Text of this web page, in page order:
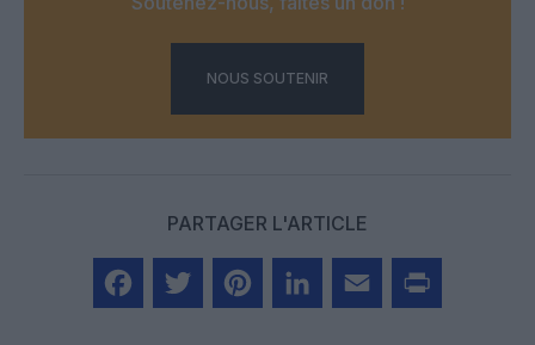
NOUS SOUTENIR
PARTAGER L'ARTICLE